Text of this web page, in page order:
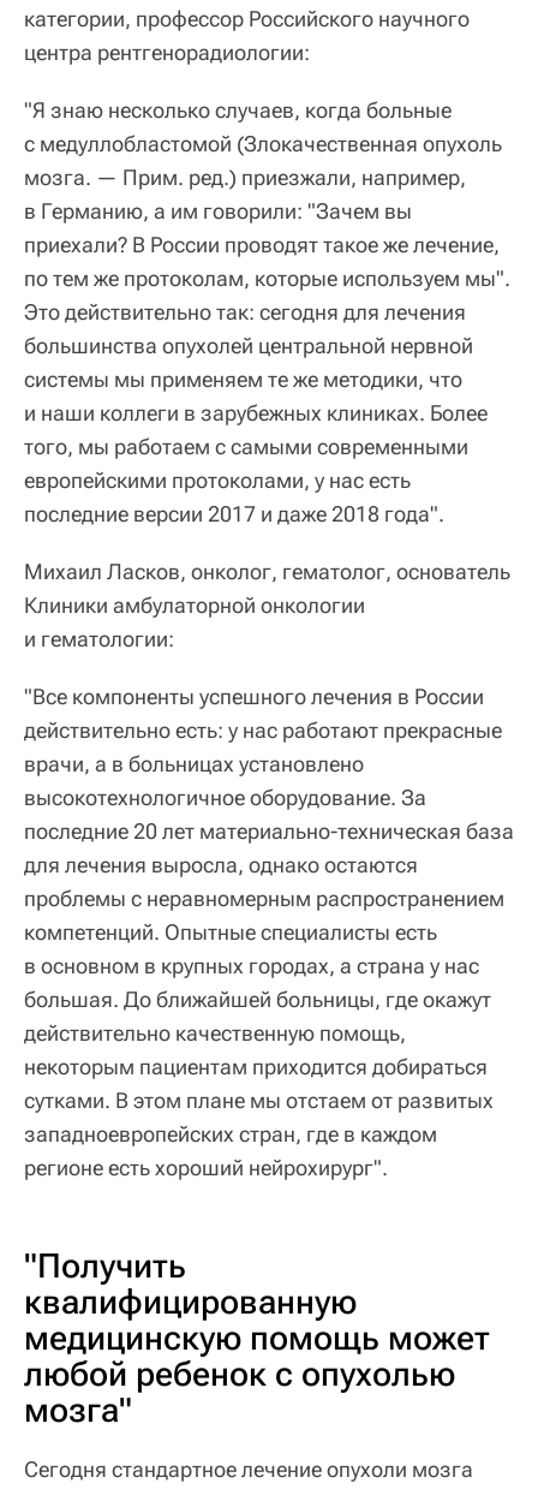
категории, профессор Российского научного
центра рентгенорадиологии:
"Я знаю несколько случаев, когда больные
с медуллобластомой (Злокачественная опухоль
мозга. — Прим. ред.) приезжали, например,
в Германию, а им говорили: "Зачем вы
приехали? В России проводят такое же лечение,
по тем же протоколам, которые используем мы".
Это действительно так: сегодня для лечения
большинства опухолей центральной нервной
системы мы применяем те же методики, что
и наши коллеги в зарубежных клиниках. Более
того, мы работаем с самыми современными
европейскими протоколами, у нас есть
последние версии 2017 и даже 2018 года".
Михаил Ласков, онколог, гематолог, основатель
Клиники амбулаторной онкологии
и гематологии:
"Все компоненты успешного лечения в России
действительно есть: у нас работают прекрасные
врачи, а в больницах установлено
высокотехнологичное оборудование. За
последние 20 лет материально-техническая база
для лечения выросла, однако остаются
проблемы с неравномерным распространением
компетенций. Опытные специалисты есть
в основном в крупных городах, а страна у нас
большая. До ближайшей больницы, где окажут
действительно качественную помощь,
некоторым пациентам приходится добираться
сутками. В этом плане мы отстаем от развитых
западноевропейских стран, где в каждом
регионе есть хороший нейрохирург".
"Получить
квалифицированную
медицинскую помощь может
любой ребенок с опухолью
мозга"
Сегодня стандартное лечение опухоли мозга